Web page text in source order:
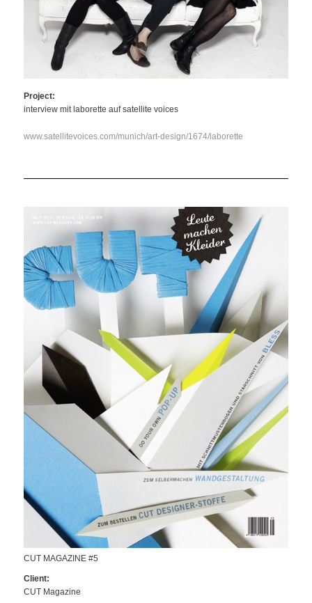
Project:
interview mit laborette auf satellite voices
www.satellitevoices.com/munich/art-design/1674/laborette
CUT MAGAZINE #5
Client:
CUT Magazine